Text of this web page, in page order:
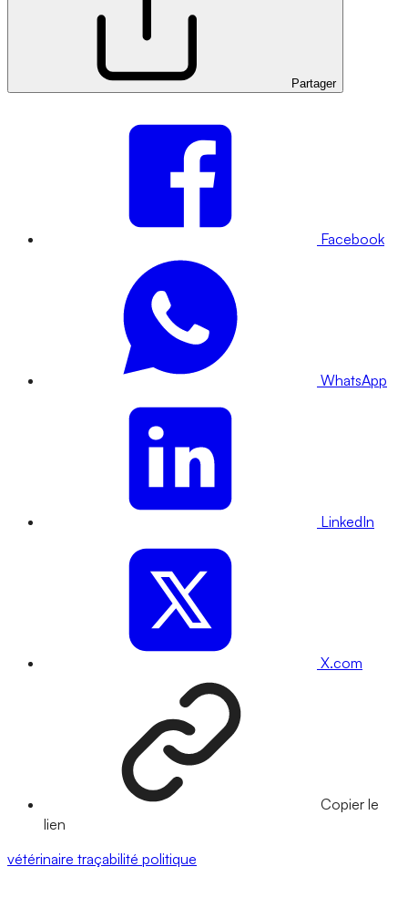
Partager
Facebook
WhatsApp
LinkedIn
X.com
Copier le
lien
vétérinaire traçabilité politique